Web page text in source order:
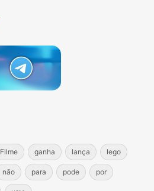
Filme ganha lança lego
não para pode por